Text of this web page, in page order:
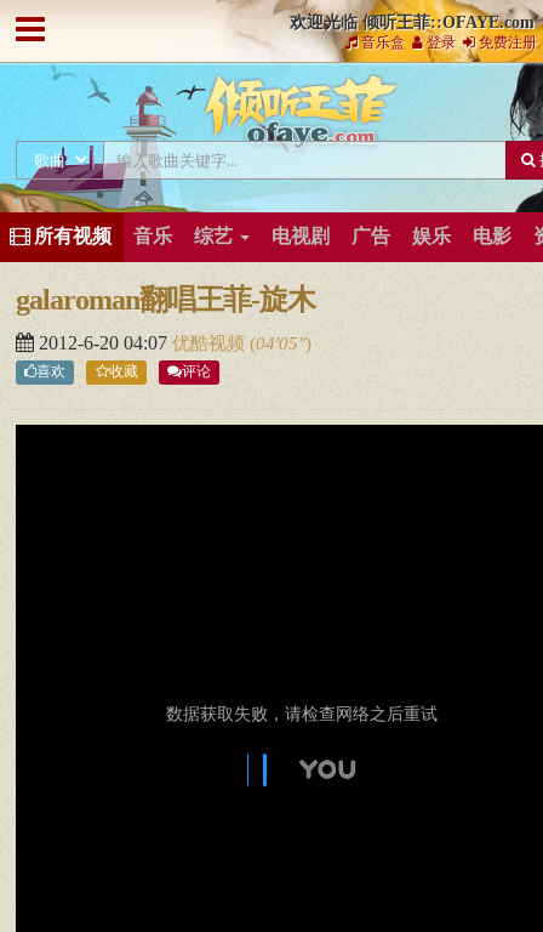
欢迎光临 倾听王菲::OFAYE.com
音乐盒 登录 免费注册
所有视频 音乐 综艺 电视剧 广告 娱乐 电影
galaroman翻唱王菲-旋木
2012-6-20 04:07 优酷视频 (04′05″)
喜欢 收藏 评论
数据获取失败，请检查网络之后重试